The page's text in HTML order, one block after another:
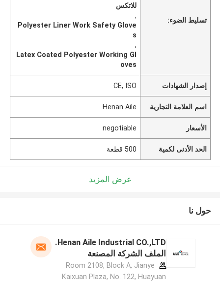
تسليط الضوء:
للاتكس
,
Polyester Liner Work Safety Glove
s
,
Latex Coated Polyester Working Gl
oves
إصدار الشهادات CE, ISO
اسم العلامة التجارية Henan Aile
الأسعار negotiable
الحد الأدنى لكمية 500 قطعة
عرض المزيد
حول نا
Henan Aile Industrial CO.,LTD.
الملف الشركة المصنعة
Room 2108, Block A, Jianye
Kaixuan Plaza, No. 122, Huayuan